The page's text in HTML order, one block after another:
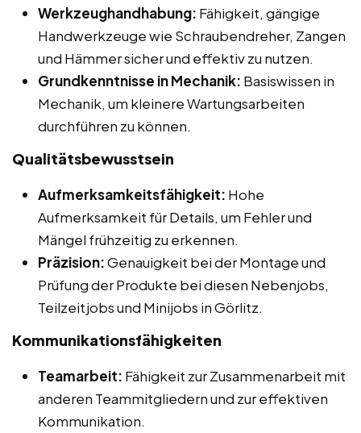
Werkzeughandhabung: Fähigkeit, gängige
Handwerkzeuge wie Schraubendreher, Zangen
und Hämmer sicher und effektiv zu nutzen.
Grundkenntnisse in Mechanik: Basiswissen in
Mechanik, um kleinere Wartungsarbeiten
durchführen zu können.
Qualitätsbewusstsein
Aufmerksamkeitsfähigkeit: Hohe
Aufmerksamkeit für Details, um Fehler und
Mängel frühzeitig zu erkennen.
Präzision:Genauigkeit bei der Montage und
Prüfung der Produkte bei diesen Nebenjobs,
Teilzeitjobs und Minijobs in Görlitz.
Kommunikationsfähigkeiten
Teamarbeit: Fähigkeit zur Zusammenarbeit mit
anderen Teammitgliedern und zur effektiven
Kommunikation.